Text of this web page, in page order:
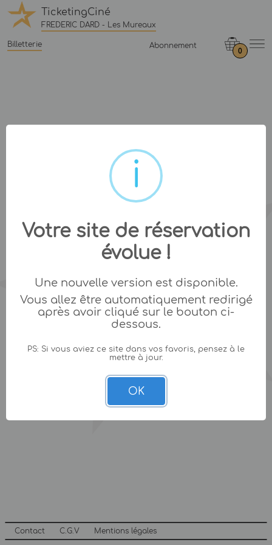
TicketingCiné
FREDERIC DARD - Les Mureaux
Billetterie Abonnement
0
Contact C.G.V Mentions légales
Votre site de réservation
évolue !
Une nouvelle version est disponible.
Vous allez être automatiquement redirigé
après avoir cliqué sur le bouton ci-
dessous.
PS: Si vous aviez ce site dans vos favoris, pensez à le
mettre à jour.
OK